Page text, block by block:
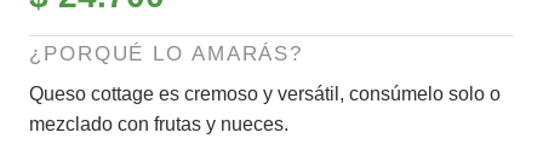
¿PORQUÉ LO AMARÁS?
Queso cottage es cremoso y versátil, consúmelo solo o
mezclado con frutas y nueces.